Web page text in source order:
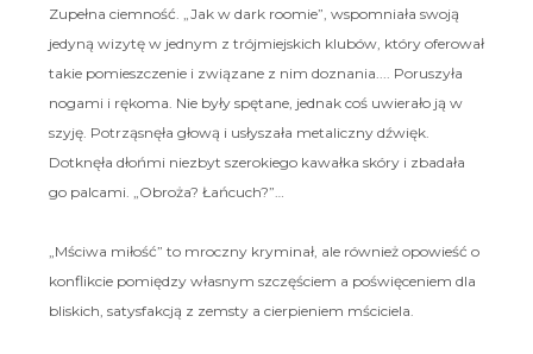
Zupełna ciemność. „Jak w dark roomie”, wspomniała swoją
jedyną wizytę w jednym z trójmiejskich klubów, który oferował
takie pomieszczenie i związane z nim doznania.... Poruszyła
nogami i rękoma. Nie były spętane, jednak coś uwierało ją w
szyję. Potrząsnęła głową i usłyszała metaliczny dźwięk.
Dotknęła dłońmi niezbyt szerokiego kawałka skóry i zbadała
go palcami. „Obroża? Łańcuch?”…
„Mściwa miłość” to mroczny kryminał, ale również opowieść o
konflikcie pomiędzy własnym szczęściem a poświęceniem dla
bliskich, satysfakcją z zemsty a cierpieniem mściciela.